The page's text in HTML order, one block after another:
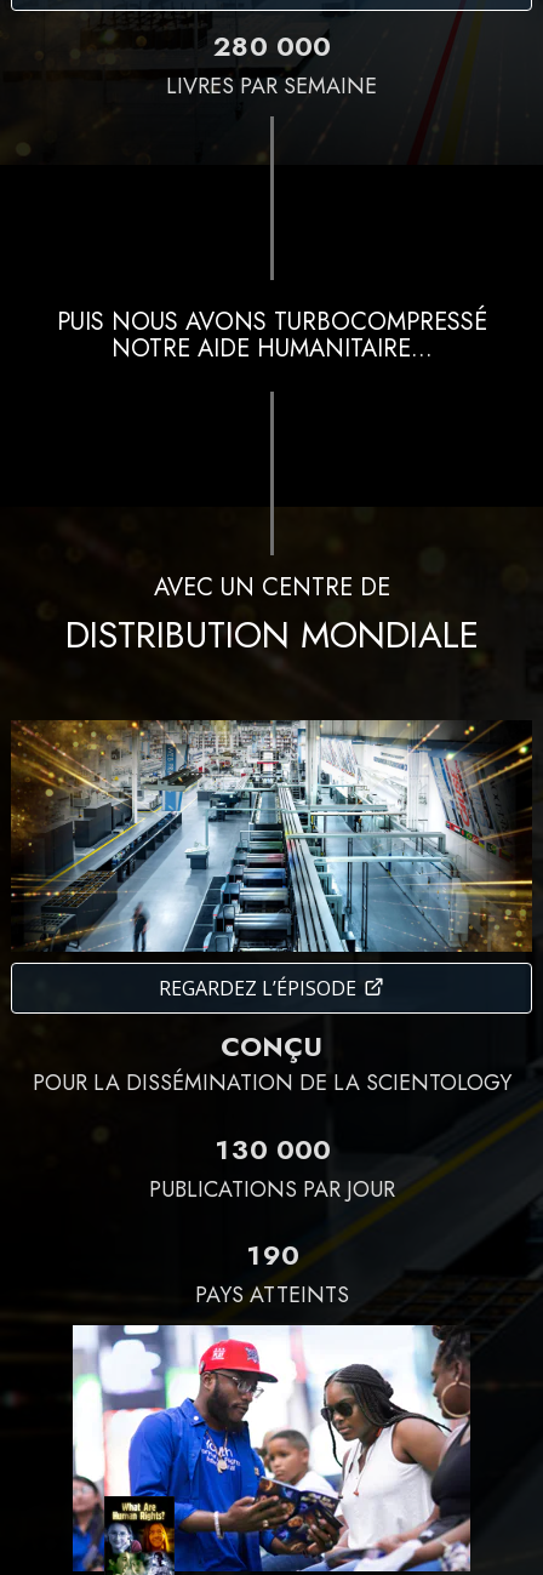
280 000
LIVRES PAR SEMAINE
PUIS NOUS AVONS TURBOCOMPRESSÉ
NOTRE AIDE HUMANITAIRE...
AVEC UN CENTRE DE
DISTRIBUTION MONDIALE
REGARDEZ L’ÉPISODE
CONÇU
POUR LA DISSÉMINATION DE LA SCIENTOLOGY
130 000
PUBLICATIONS PAR JOUR
190
PAYS ATTEINTS